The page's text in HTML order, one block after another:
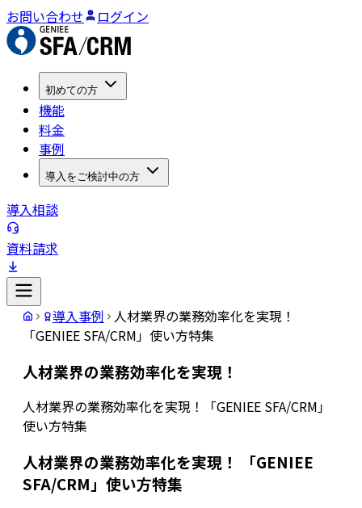
お問い合わせ ログイン
初めての方
機能
料金
事例
導入をご検討中の方
導入相談
資料請求
導入事例 人材業界の業務効率化を実現！
「GENIEE SFA/CRM」使い方特集
人材業界の業務効率化を実現！
人材業界の業務効率化を実現！「GENIEE SFA/CRM」
使い方特集
人材業界の業務効率化を実現！ 「GENIEE
SFA/CRM」使い方特集